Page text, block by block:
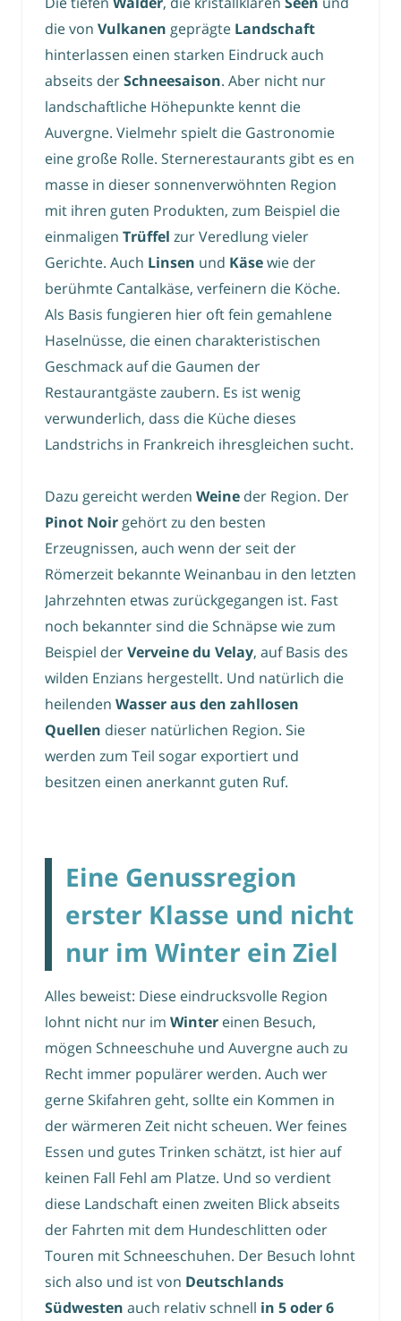
die von Vulkanen geprägte Landschaft
hinterlassen einen starken Eindruck auch
abseits derSchneesaison. Aber nicht nur
landschaftliche Höhepunkte kennt die
Auvergne. Vielmehr spielt die Gastronomie
eine große Rolle. Sternerestaurants gibt es en
masse in dieser sonnenverwöhnten Region
mit ihren guten Produkten, zum Beispiel die
einmaligen Trüffel zur Veredlung vieler
Gerichte. Auch Linsen und Käsewie der
berühmte Cantalkäse, verfeinern die Köche.
Als Basis fungieren hier oft fein gemahlene
Haselnüsse, die einen charakteristischen
Geschmack auf die Gaumen der
Restaurantgäste zaubern. Es ist wenig
verwunderlich, dass die Küche dieses
Landstrichs in Frankreich ihresgleichen sucht.
Dazu gereicht werden Weine der Region. Der
Pinot Noirgehört zu den besten
Erzeugnissen, auch wenn der seit der
Römerzeit bekannte Weinanbau in den letzten
Jahrzehnten etwas zurückgegangen ist. Fast
noch bekannter sind die Schnäpse wie zum
Beispiel derVerveine du Velay, auf Basis des
wilden Enzians hergestellt. Und natürlich die
heilenden Wasser aus den zahllosen
Quellen dieser natürlichen Region. Sie
werden zum Teil sogar exportiert und
besitzen einen anerkannt guten Ruf.
Eine Genussregion
erster Klasse und nicht
nur im Winter ein Ziel
Alles beweist: Diese eindrucksvolle Region
lohnt nicht nur im Winter einen Besuch,
mögen Schneeschuhe und Auvergne auch zu
Recht immer populärer werden. Auch wer
gerne Skifahren geht, sollte ein Kommen in
der wärmeren Zeit nicht scheuen. Wer feines
Essen und gutes Trinken schätzt, ist hier auf
keinen Fall Fehl am Platze. Und so verdient
diese Landschaft einen zweiten Blick abseits
der Fahrten mit dem Hundeschlitten oder
Touren mit Schneeschuhen. Der Besuch lohnt
sich also und ist von Deutschlands
Südwesten auch relativ schnell in 5 oder 6